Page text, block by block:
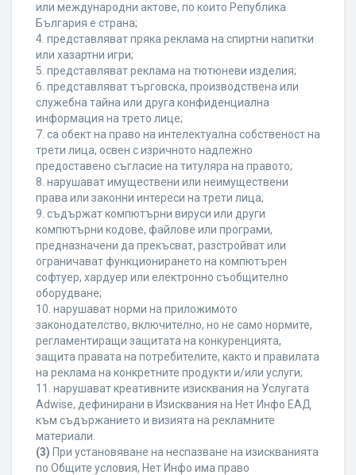
или международни актове, по които Република
България е страна;
4. представляват пряка реклама на спиртни напитки
или хазартни игри;
5. представляват реклама на тютюневи изделия;
6. представляват търговска, производствена или
служебна тайна или друга конфиденциална
информация на трето лице;
7. са обект на право на интелектуална собственост на
трети лица, освен с изричното надлежно
предоставено съгласие на титуляра на правото;
8. нарушават имуществени или неимуществени
права или законни интереси на трети лица;
9. съдържат компютърни вируси или други
компютърни кодове, файлове или програми,
предназначени да прекъсват, разстройват или
ограничават функционирането на компютърен
софтуер, хардуер или електронно съобщително
оборудване;
10. нарушават норми на приложимото
законодателство, включително, но не само нормите,
регламентиращи защитата на конкуренцията,
защита правата на потребителите, както и правилата
на реклама на конкретните продукти и/или услуги;
11. нарушават креативните изисквания на Услугата
Adwise, дефинирани в Изисквания на Нет Инфо ЕАД
към съдържанието и визията на рекламните
материали.
(3) При установяване на неспазване на изискванията
по Общите условия, Нет Инфо има право